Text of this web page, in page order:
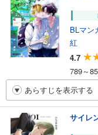
BLマン
紅
4.7
789～
あらすじを表示する
サイレ